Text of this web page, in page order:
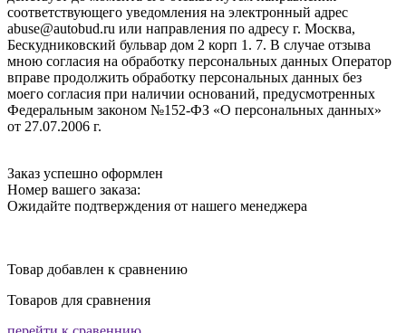
соответствующего уведомления на электронный адрес
abuse@autobud.ru или направления по адресу г. Москва,
Бескудниковский бульвар дом 2 корп 1. 7. В случае отзыва
мною согласия на обработку персональных данных Оператор
вправе продолжить обработку персональных данных без
моего согласия при наличии оснований, предусмотренных
Федеральным законом №152-ФЗ «О персональных данных»
от 27.07.2006 г.
Заказ успешно оформлен
Номер вашего заказа:
Ожидайте подтверждения от нашего менеджера
Товар добавлен к сравнению
Товаров для сравнения